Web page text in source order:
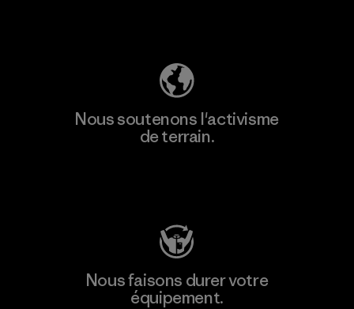
Nous soutenons l'activisme
de terrain.
Nous faisons durer votre
équipement.